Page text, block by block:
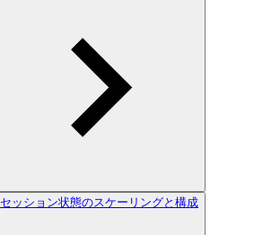
セッション状態のスケーリングと構成